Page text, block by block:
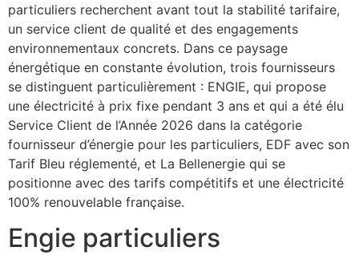
particuliers recherchent avant tout la stabilité tarifaire,
un service client de qualité et des engagements
environnementaux concrets. Dans ce paysage
énergétique en constante évolution, trois fournisseurs
se distinguent particulièrement : ENGIE, qui propose
une électricité à prix fixe pendant 3 ans et qui a été élu
Service Client de l’Année 2026 dans la catégorie
fournisseur d’énergie pour les particuliers, EDF avec son
Tarif Bleu réglementé, et La Bellenergie qui se
positionne avec des tarifs compétitifs et une électricité
100% renouvelable française.
Engie particuliers